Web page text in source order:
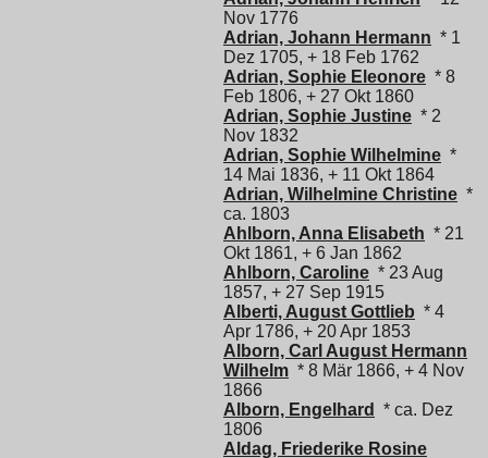
Nov 1776
Adrian, Johann Hermann * 1
Dez 1705, + 18 Feb 1762
Adrian, Sophie Eleonore * 8
Feb 1806, + 27 Okt 1860
Adrian, Sophie Justine * 2
Nov 1832
Adrian, Sophie Wilhelmine *
14 Mai 1836, + 11 Okt 1864
Adrian, Wilhelmine Christine *
ca. 1803
Ahlborn, Anna Elisabeth * 21
Okt 1861, + 6 Jan 1862
Ahlborn, Caroline * 23 Aug
1857, + 27 Sep 1915
Alberti, August Gottlieb * 4
Apr 1786, + 20 Apr 1853
Alborn, Carl August Hermann
Wilhelm * 8 Mär 1866, + 4 Nov
1866
Alborn, Engelhard
* ca. Dez
1806
Aldag, Friederike Rosine